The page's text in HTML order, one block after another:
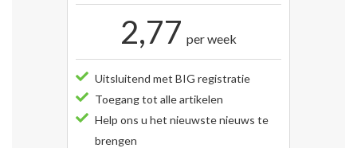
2,77 per week
Uitsluitend met BIG registratie
Toegang tot alle artikelen
Help ons u het nieuwste nieuws te
brengen